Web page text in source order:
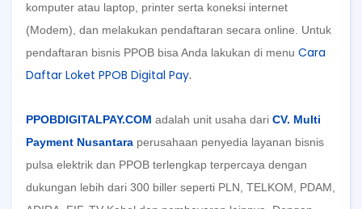
komputer atau laptop, printer serta koneksi internet
(Modem), dan melakukan pendaftaran secara online. Untuk
pendaftaran bisnis PPOB bisa Anda lakukan di menu Cara
Daftar Loket PPOB Digital Pay.
PPOBDIGITALPAY.COM adalah unit usaha dari CV. Multi
Payment Nusantara perusahaan penyedia layanan bisnis
pulsa elektrik dan PPOB terlengkap terpercaya dengan
dukungan lebih dari 300 biller seperti PLN, TELKOM, PDAM,